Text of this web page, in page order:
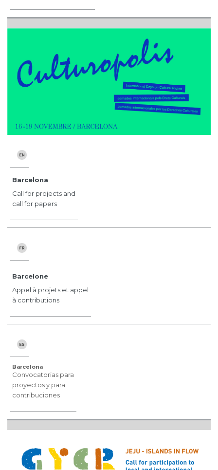
Barcelona
Call for projects and
call for papers
Barcelone
Appel à projets et appel
à contributions
Barcelona
Convocatorias para
proyectos y para
contribuciones